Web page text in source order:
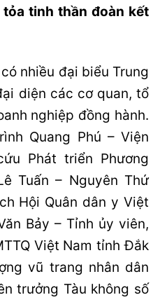
tinh thần đoàn kết
nhiều đại biểu Trung
diện các cơ quan, tổ
nghiệp đồng hành.
Quang Phú – Viện
Phát triển Phương
Tuấn – Nguyên Thứ
Hội Quân dân y Việt
Bảy – Tỉnh ủy viên,
Việt Nam tỉnh Đắk
vũ trang nhân dân
trưởng Tàu không số